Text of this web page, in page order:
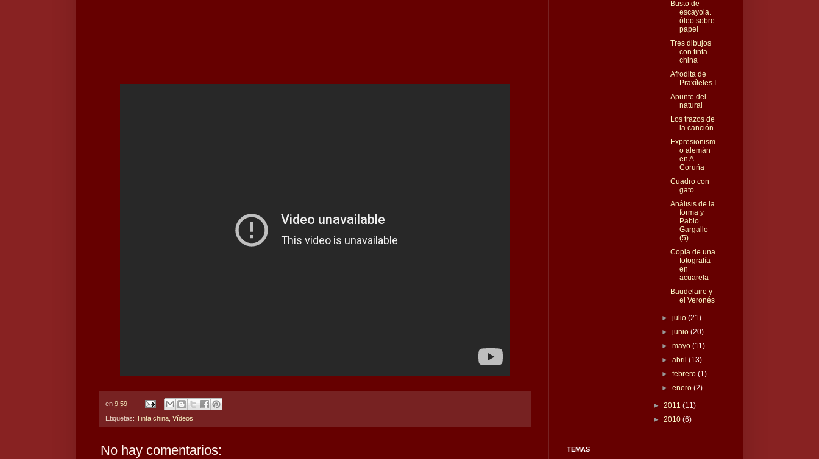
en 9:59
Etiquetas: Tinta china, Vídeos
No hay comentarios:
Busto de
escayola.
óleo sobre
papel
Tres dibujos
con tinta
china
Afrodita de
Praxíteles I
Apunte del
natural
Los trazos de
la canción
Expresionism
o alemán
en A
Coruña
Cuadro con
gato
Análisis de la
forma y
Pablo
Gargallo
(5)
Copia de una
fotografía
en
acuarela
Baudelaire y
el Veronés
► julio (21)
► junio (20)
► mayo (11)
► abril (13)
► febrero (1)
► enero (2)
► 2011 (11)
► 2010 (6)
TEMAS